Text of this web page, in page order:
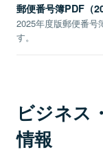
郵便番号簿PDF（
2025年度版郵便番号
す。
ビジネス
情報